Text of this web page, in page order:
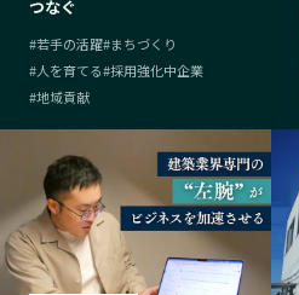
つなぐ
#若手の活躍#まちづくり
#人を育てる#採用強化中企業
#地域貢献